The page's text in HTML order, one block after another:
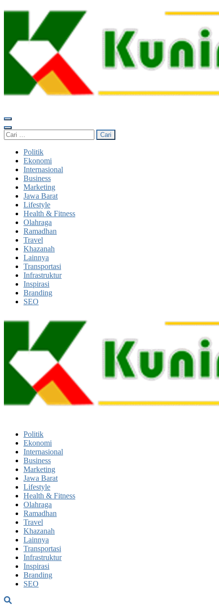
Enter)
Cari
untuk:
Politik
Ekonomi
Internasional
Business
Marketing
Jawa Barat
Lifestyle
Health & Fitness
Olahraga
Ramadhan
Travel
Khazanah
Lainnya
Transportasi
Infrastruktur
Inspirasi
Branding
SEO
Kuningan Religi
Mengabarkan Realita
Politik
Ekonomi
Internasional
Business
Marketing
Jawa Barat
Lifestyle
Health & Fitness
Olahraga
Ramadhan
Travel
Khazanah
Lainnya
Transportasi
Infrastruktur
Inspirasi
Branding
SEO